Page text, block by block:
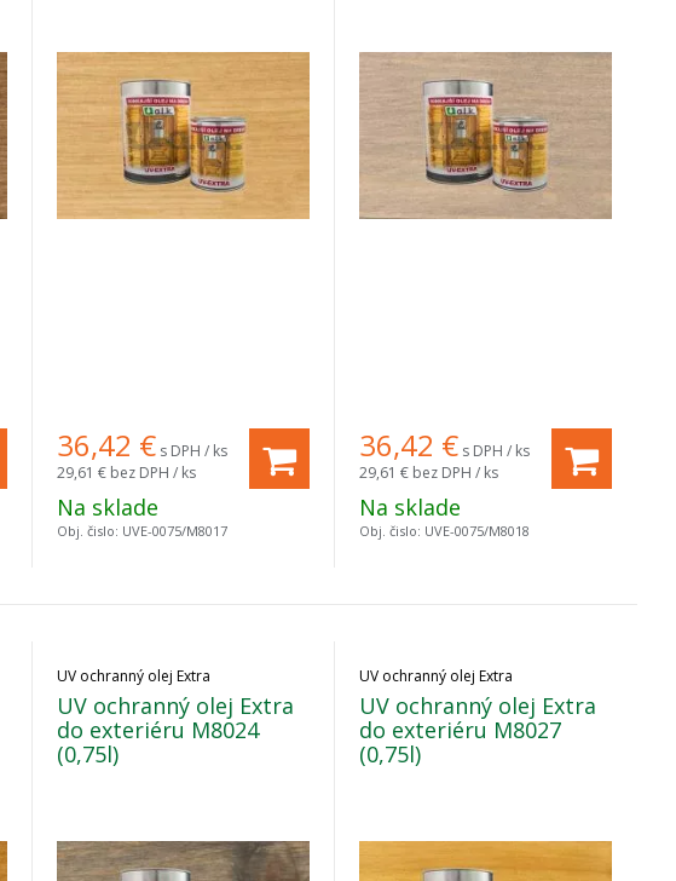
36,42 € s DPH / ks
29,61 € bez DPH / ks
Na sklade
Obj. čislo: UVE-0075/M8017
36,42 € s DPH / ks
29,61 € bez DPH / ks
Na sklade
Obj. čislo: UVE-0075/M8018
UV ochranný olej Extra
UV ochranný olej Extra
do exteriéru M8024
(0,75l)
UV ochranný olej Extra
UV ochranný olej Extra
do exteriéru M8027
(0,75l)